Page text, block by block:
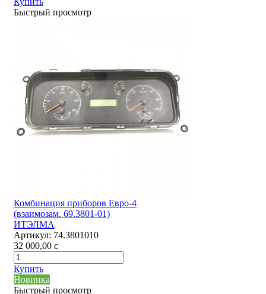
Быстрый просмотр
Комбинация приборов Евро-4
(взаимозам. 69.3801-01)
ИТЭЛМА
Артикул: 74.3801010
32 000,00 c
Купить
Новинка
Быстрый просмотр